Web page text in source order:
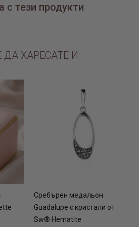
с тези продукти
ХАРЕСАТЕ И:
Сребърен медальон
Guadalupe с кристали от
Sw® Hematite